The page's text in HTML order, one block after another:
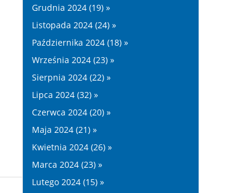
Grudnia 2024 (19) »
Listopada 2024 (24) »
Października 2024 (18) »
Września 2024 (23) »
Sierpnia 2024 (22) »
Lipca 2024 (32) »
Czerwca 2024 (20) »
Maja 2024 (21) »
Kwietnia 2024 (26) »
Marca 2024 (23) »
Lutego 2024 (15) »